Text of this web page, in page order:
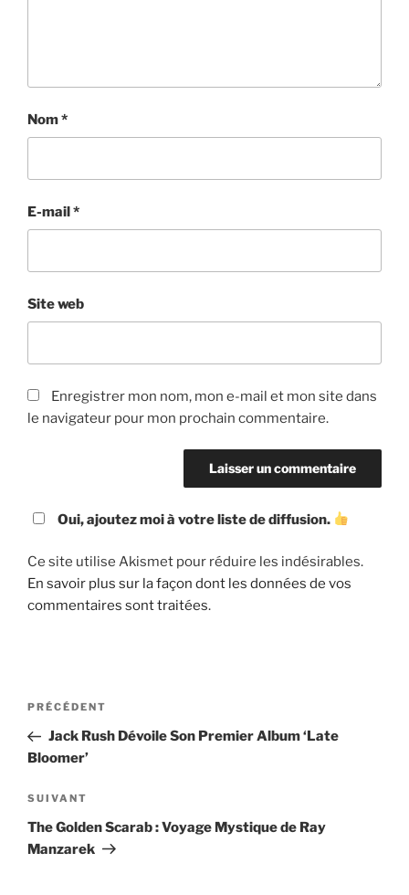
Nom*
E-mail*
Site web
Enregistrer mon nom, mon e-mail et mon site dans
le navigateur pour mon prochain commentaire.
Oui, ajoutez moi à votre liste de diffusion.
Ce site utilise Akismet pour réduire les indésirables.
En savoir plus sur la façon dont les données de vos
commentaires sont traitées.
Navigation
l’article
Article
précédent
PRÉCÉDENT
Jack Rush Dévoile Son Premier Album ‘Late
Bloomer’
Article
suivant
SUIVANT
The Golden Scarab : Voyage Mystique de Ray
Manzarek